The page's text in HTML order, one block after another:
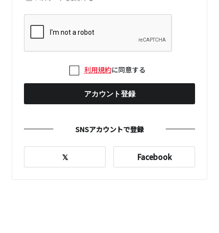
利用規約に同意する
アカウント登録
SNSアカウントで登録
𝕏 Facebook